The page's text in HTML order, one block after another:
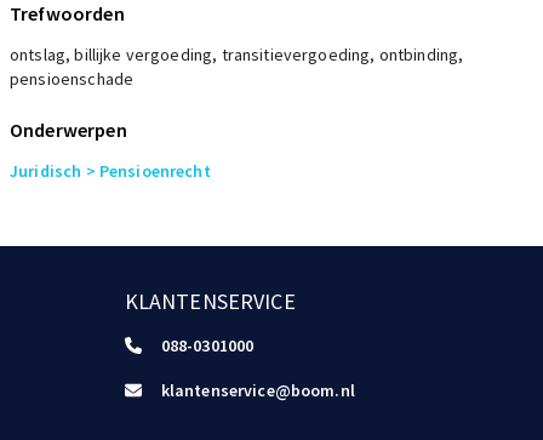
Trefwoorden
ontslag, billijke vergoeding, transitievergoeding, ontbinding,
pensioenschade
Onderwerpen
Juridisch > Pensioenrecht
KLANTENSERVICE
088-0301000
klantenservice@boom.nl